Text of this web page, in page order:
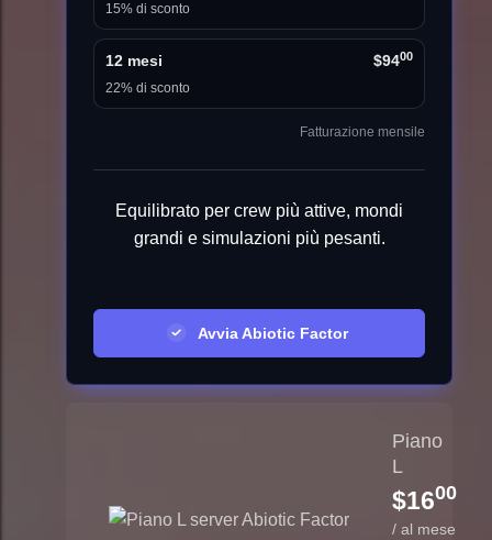
15% di sconto
12 mesi $9400
22% di sconto
Fatturazione mensile
Equilibrato per crew più attive, mondi
grandi e simulazioni più pesanti.
Avvia Abiotic Factor
Piano
L
$1600
/ al mese